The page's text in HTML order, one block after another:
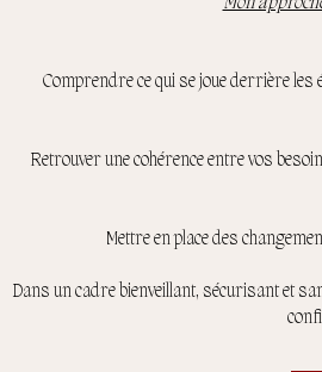
Comprendre ce qui se joue derrière
Retrouver une cohérence entre vos
Mettre en place des
Dans un cadre bienveillant, sécurisant et